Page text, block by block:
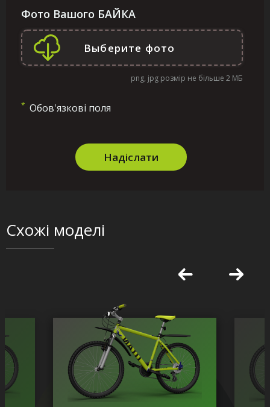
Фото Вашого БАЙКА
png, jpg розмір не більше 2 МБ
* Обов'язкові поля
Надіслати
Схожі моделі